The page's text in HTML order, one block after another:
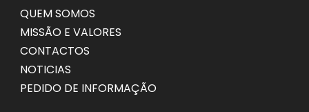
QUEM SOMOS
MISSÃO E VALORES
CONTACTOS
NOTICIAS
PEDIDO DE INFORMAÇÃO